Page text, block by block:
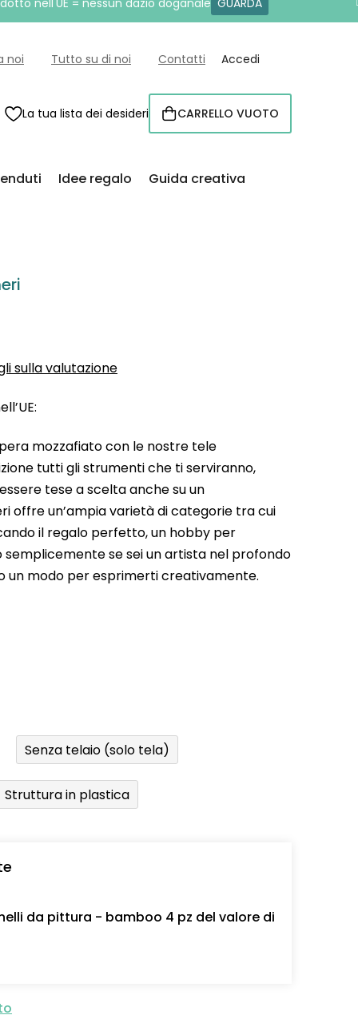
nell'UE = nessun dazio doganale GUARDA
noi Tutto su di noi Contatti Accedi
La tua lista dei desideri CARRELLO
CARRELLO VUOTO
Idee regalo Guida creativa
sulla valutazione
mozzafiato con le nostre tele
tutti gli strumenti che ti serviranno,
tese a scelta anche su un
offre un’ampia varietà di categorie tra cui
il regalo perfetto, un hobby per
se sei un artista nel profondo
un modo per esprimerti creativamente.
Senza telaio (solo tela)
Struttura in plastica
da pittura - bamboo 4 pz del valore di